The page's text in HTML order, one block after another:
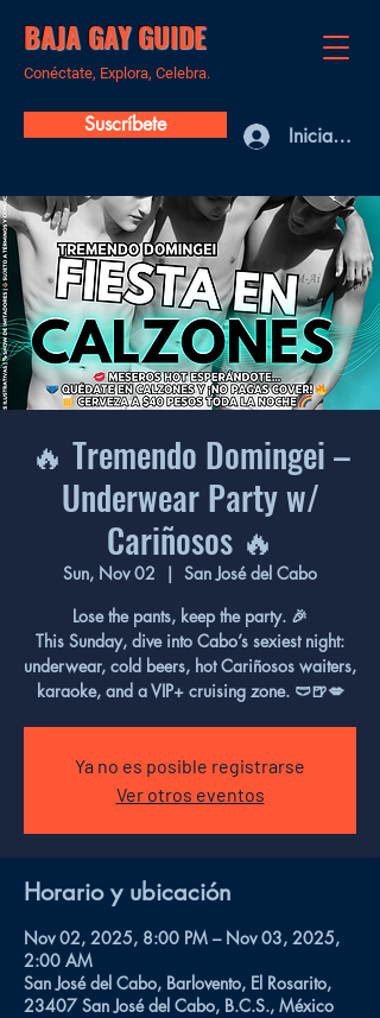
BAJA GAY GUIDE
Conéctate, Explora, Celebra.
Suscríbete Iniciar sesión
🔥 Tremendo Domingei –
Underwear Party w/
Cariñosos 🔥
Sun, Nov 02
  |
San José del Cabo
Lose the pants, keep the party. 🎉
This Sunday, dive into Cabo’s sexiest night:
underwear, cold beers, hot Cariñosos waiters,
karaoke, and a VIP+ cruising zone. 🩲🍺💋
Ya no es posible registrarse
Ver otros eventos
Horario y ubicación
Nov 02, 2025, 8:00 PM – Nov 03, 2025,
2:00 AM
San José del Cabo, Barlovento, El Rosarito,
23407 San José del Cabo, B.C.S., México